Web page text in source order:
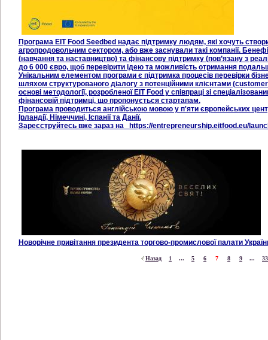
Програма EIT Food Seedbed надає підтримку людям, які хочуть
агропродовольчим сектором, або вже заснували такі компанії.
(навчання та наставництво) та фінансову підтримку (пов’язану з
до 6 000 євро, щоб перевірити ідею та можливість отримання
Унікальним елементом програми є підтримка процесів перевірки
шляхом структурованого діалогу з потенційними клієнтами
основі методології, розробленої EIT Food у співпраці зі
фінансовій підтримці, що пропонується стартапам.
Програма проводиться англійською мовою у п'яти європейських
Ірландії, Німеччині, Іспанії та Данії.
Зареєструйтесь вже зараз на https://entrepreneurship.eitfood.eu/
Новорічне привітання президента торгово-промислової палати
Назад 1 ... 5 6 7 8 9 ...